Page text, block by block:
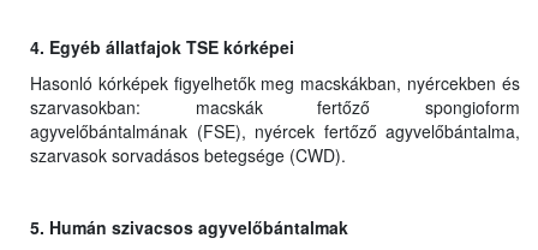
4. Egyéb állatfajok TSE kórképei
Hasonló kórképek figyelhetők meg macskákban, nyércekben és
szarvasokban: macskák fertőző spongioform
agyvelőbántalmának (FSE), nyércek fertőző agyvelőbántalma,
szarvasok sorvadásos betegsége (CWD).
5. Humán szivacsos agyvelőbántalmak